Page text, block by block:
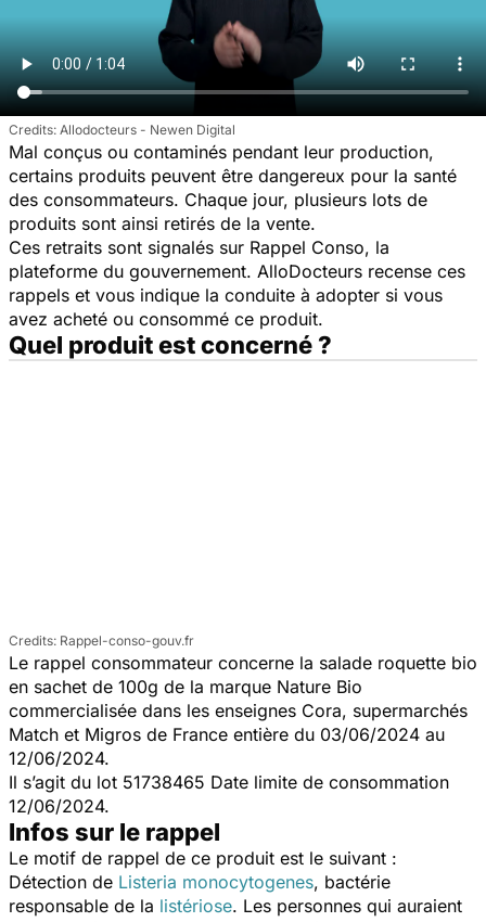
Allodocteurs - Newen Digital
Mal conçus ou contaminés pendant leur production,
certains produits peuvent être dangereux pour la santé
des consommateurs. Chaque jour, plusieurs lots de
produits sont ainsi retirés de la vente.
Ces retraits sont signalés sur Rappel Conso, la
plateforme du gouvernement. AlloDocteurs recense ces
rappels et vous indique la conduite à adopter si vous
avez acheté ou consommé ce produit.
Quel produit est concerné ?
Rappel-conso-gouv.fr
Le rappel consommateur concerne la salade roquette bio
en sachet de 100g de la marque Nature Bio
commercialisée dans les enseignes Cora, supermarchés
Match et Migros de France entière du 03/06/2024 au
12/06/2024.
Il s’agit du lot 51738465 Date limite de consommation
12/06/2024.
Infos sur le rappel
Le motif de rappel de ce produit est le suivant :
Détection de Listeria monocytogenes, bactérie
responsable de la listériose. Les personnes qui auraient